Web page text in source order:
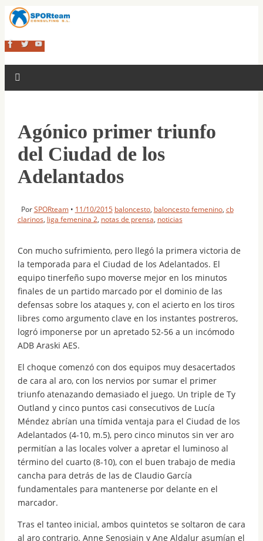
Agónico primer triunfo
del Ciudad de los
Adelantados
PorSPORteam • 11/10/2015 baloncesto, baloncesto femenino, cb
clarinos, liga femenina 2, notas de prensa, noticias
Con mucho sufrimiento, pero llegó la primera victoria de
la temporada para el Ciudad de los Adelantados. El
equipo tinerfeño supo moverse mejor en los minutos
finales de un partido marcado por el dominio de las
defensas sobre los ataques y, con el acierto en los tiros
libres como argumento clave en los instantes postreros,
logró imponerse por un apretado 52-56 a un incómodo
ADB Araski AES.
El choque comenzó con dos equipos muy desacertados
de cara al aro, con los nervios por sumar el primer
triunfo atenazando demasiado el juego. Un triple de Ty
Outland y cinco puntos casi consecutivos de Lucía
Méndez abrían una tímida ventaja para el Ciudad de los
Adelantados (4-10, m.5), pero cinco minutos sin ver aro
permitían a las locales volver a apretar el luminoso al
término del cuarto (8-10), con el buen trabajo de media
cancha para detrás de las de Claudio García
fundamentales para mantenerse por delante en el
marcador.
Tras el tanteo inicial, ambos quintetos se soltaron de cara
al aro contrario. Anne Senosiain y Ane Aldalur asumían el